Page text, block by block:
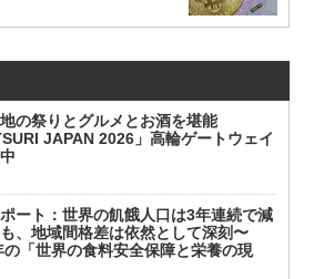
の祭りとグルメとお酒を堪能
JAPAN 2026」高輪ゲートウェイ
ート：世界の飢餓人口は3年連続で減
、地域間格差は依然として深刻〜
の「世界の食料安全保障と栄養の現